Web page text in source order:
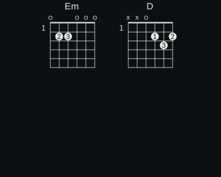
Em
O O O O
1
2 3
D
X X O
1
1
2
3